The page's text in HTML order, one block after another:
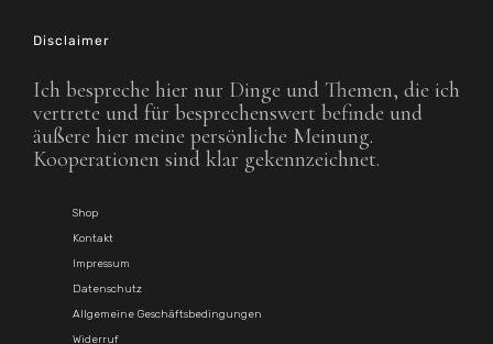
Disclaimer
Ich bespreche hier nur Dinge und Themen, die ich
vertrete und für besprechenswert befinde und
äußere hier meine persönliche Meinung.
Kooperationen sind klar gekennzeichnet.
Shop
Kontakt
Impressum
Datenschutz
Allgemeine Geschäftsbedingungen
Widerruf